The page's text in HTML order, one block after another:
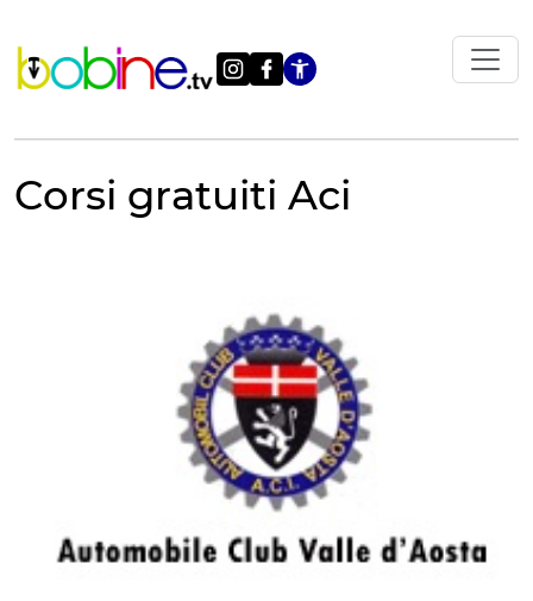
contenuto
Apri le
Corsi gratuiti Aci